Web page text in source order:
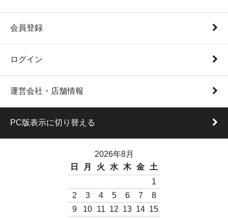
会員登録
ログイン
運営会社・店舗情報
PC版表示に切り替える
2026年8月
日
月 火 水 木 金
土
1
2
3 4 5 6 7
8
9
10 11 12 13 14 15